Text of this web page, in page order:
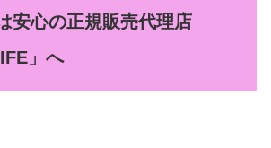
安心の正規販売代理店
」へ